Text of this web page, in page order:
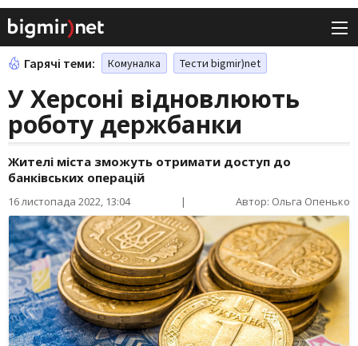
Гарячі теми: Комуналка Тести bigmir)net
У Херсоні відновлюють
роботу держбанки
Жителі міста зможуть отримати доступ до
банківських операцій
16 листопада 2022, 13:04 | Автор: Ольга Опенько